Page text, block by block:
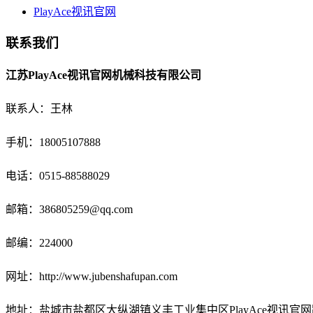
PlayAce视讯官网
联系我们
江苏PlayAce视讯官网机械科技有限公司
联系人：王林
手机：18005107888
电话： 0515-88588029
邮箱： 386805259@qq.com
邮编：224000
网址：http://www.jubenshafupan.com
地址：盐城市盐都区大纵湖镇义丰工业集中区PlayAce视讯官